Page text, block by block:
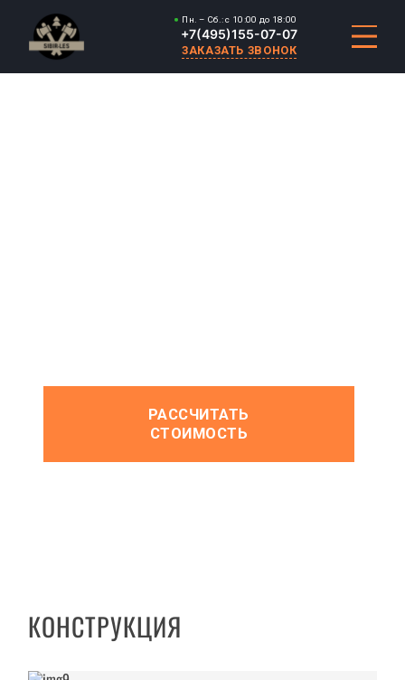
Пн. – Сб.: с 10:00 до 18:00
+7(495)155-07-07
ЗАКАЗАТЬ ЗВОНОК
РАССЧИТАТЬ
СТОИМОСТЬ
КОНСТРУКЦИЯ